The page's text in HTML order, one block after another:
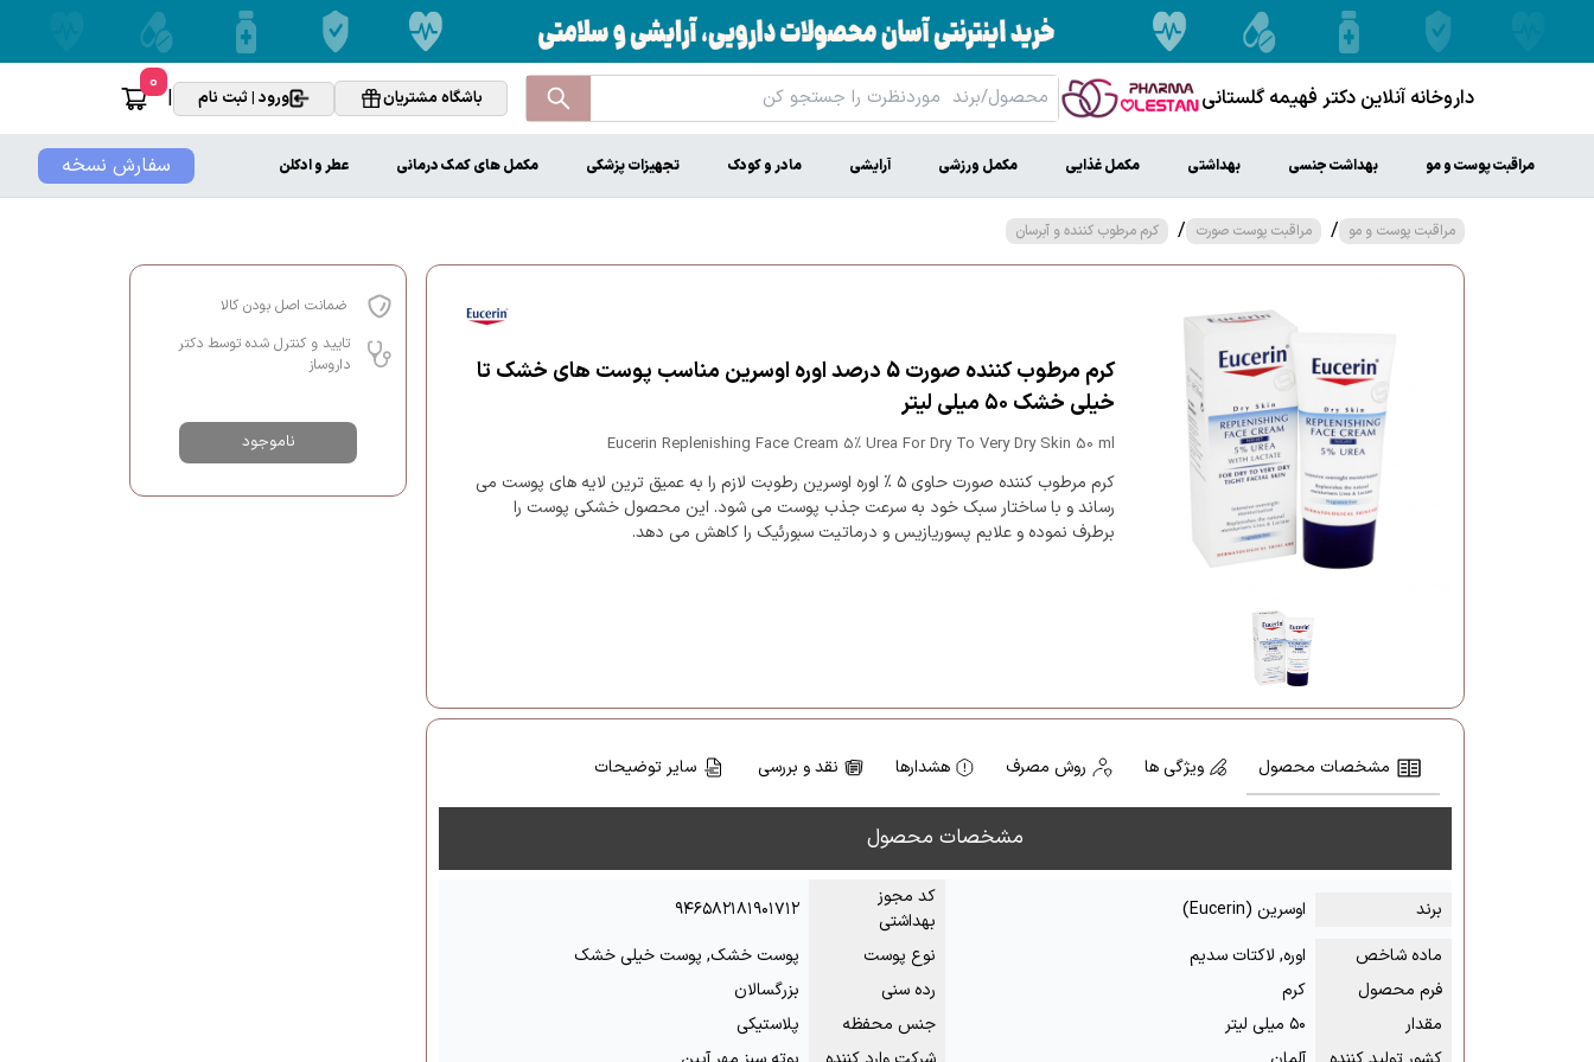
داروخانه آنلاین دکتر فهیمه گلستانی باشگاه مشتریان ورود | ثبت نام |
0
سفارش نسخه مراقبت پوست و مو بهداشت جنسی بهداشتی مکمل غذایی مکمل ورزشی آرایشی مادر و کودک تجهیزات پزشکی مکمل های کمک درمانی عطر و ادکلن
مراقبت پوست و مو / مراقبت پوست صورت / کرم مرطوب کننده و آبرسان
کرم مرطوب کننده صورت 5 درصد اوره اوسرین مناسب پوست های خشک تا
خیلی خشک ۵۰ میلی لیتر
Eucerin Replenishing Face Cream 5% Urea For Dry To Very Dry Skin 50 ml
کرم مرطوب کننده صورت حاوی ۵ % اوره اوسرین رطوبت لازم را به عمیق ترین لایه های پوست می
رساند و با ساختار سبک خود به سرعت جذب پوست می شود. این محصول خشکی پوست را
برطرف نموده و علایم پسوریازیس و درماتیت سبورئیک را کاهش می دهد.
مشخصات محصول ویژگی ها روش مصرف هشدارها نقد و بررسی سایر توضیحات
مشخصات محصول
برند اوسرین (Eucerin)
کد مجوز
بهداشتی
۹۴۶۵۸۲۱۸۱۹۰۱۷۱۲
ماده شاخص
اوره, لاکتات سدیم نوع پوست
پوست خشک, پوست خیلی خشک
فرم محصول
کرم رده سنی
بزرگسالان
مقدار
۵۰ میلی لیتر جنس محفظه
پلاستیکی
ضمانت اصل بودن کالا
تایید و کنترل شده توسط دکتر
داروساز
ناموجود